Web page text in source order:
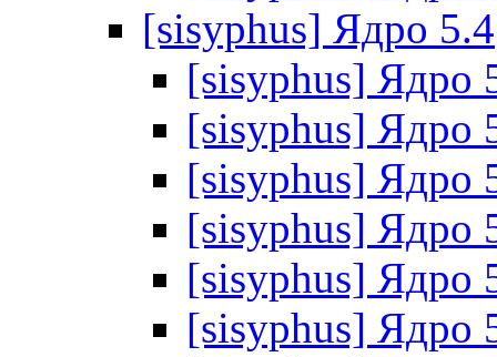
[sisyphus] Ядро 5.4
[sisyphus] Ядро
[sisyphus] Ядро
[sisyphus] Ядро
[sisyphus] Ядро
[sisyphus] Ядро
[sisyphus] Ядро